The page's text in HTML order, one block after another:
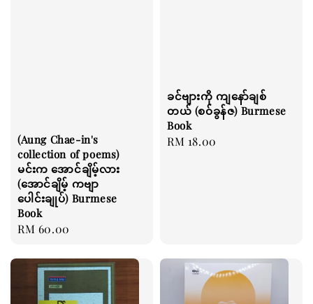
(Aung Chae-in's
collection of poems)
မင်းက အောင်ချိမ့်လား
(အောင်ချိမ့် ကဗျာ
ပေါင်းချုပ်) Burmese
Book
Regular
RM 60.00
ခင်ဗျားကို ကျနော်ချစ်
တယ် (စဝ်ခွန်ဇ) Burmese
Book
Regular
RM 18.00